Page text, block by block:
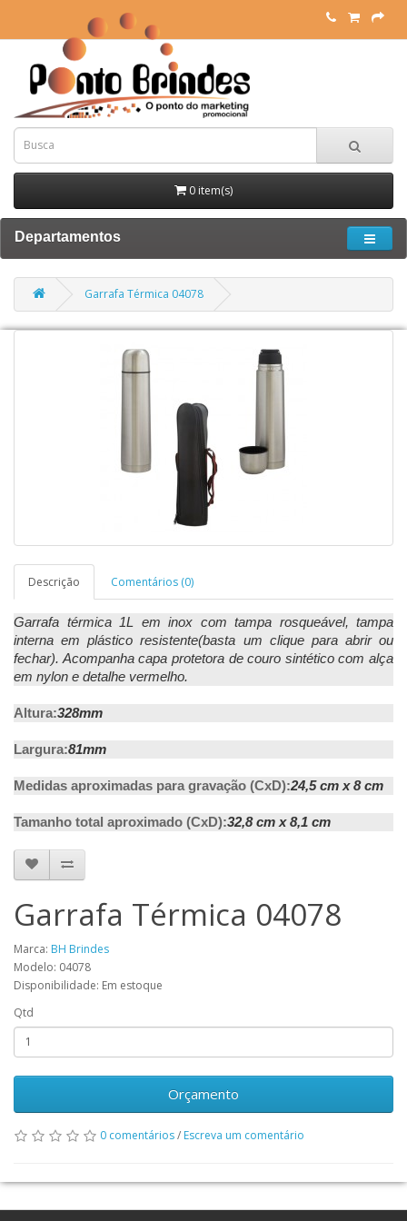
0 item(s)
Departamentos
Garrafa Térmica 04078
Descrição Comentários (0)
Garrafa térmica 1L em inox com tampa rosqueável, tampa
interna em plástico resistente(basta um clique para abrir ou
fechar). Acompanha capa protetora de couro sintético com alça
em nylon e detalhe vermelho.
Altura:328mm
Largura:81mm
Medidas aproximadas para gravação (CxD):24,5 cm x 8 cm
Tamanho total aproximado (CxD):32,8 cm x 8,1 cm
Garrafa Térmica 04078
Marca: BH Brindes
Modelo: 04078
Disponibilidade: Em estoque
Qtd
Orçamento
0 comentários/ Escreva um comentário